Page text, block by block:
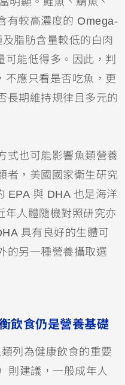
有較高濃度的 Omega-
脂肪含量較低的白肉
能低得多。因此，判
不應只看是否吃魚，更
長期維持規律且多元的
式也可能影響魚類營養
者，美國國家衛生研究
EPA 與 DHA 也是海洋
年人體隨機對照研究亦
具有良好的生體可
的另一種營養攝取選
飲食仍是營養基礎
列為健康飲食的重要
則建議，一般成年人